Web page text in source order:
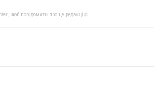
щоб повідомити про це редакцію